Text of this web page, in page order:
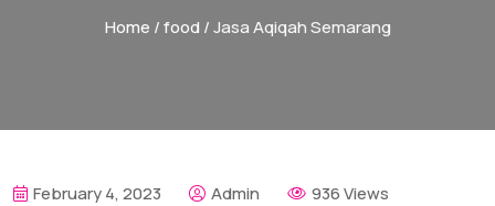
Home /food / Jasa Aqiqah Semarang
February 4, 2023 Admin 936 Views